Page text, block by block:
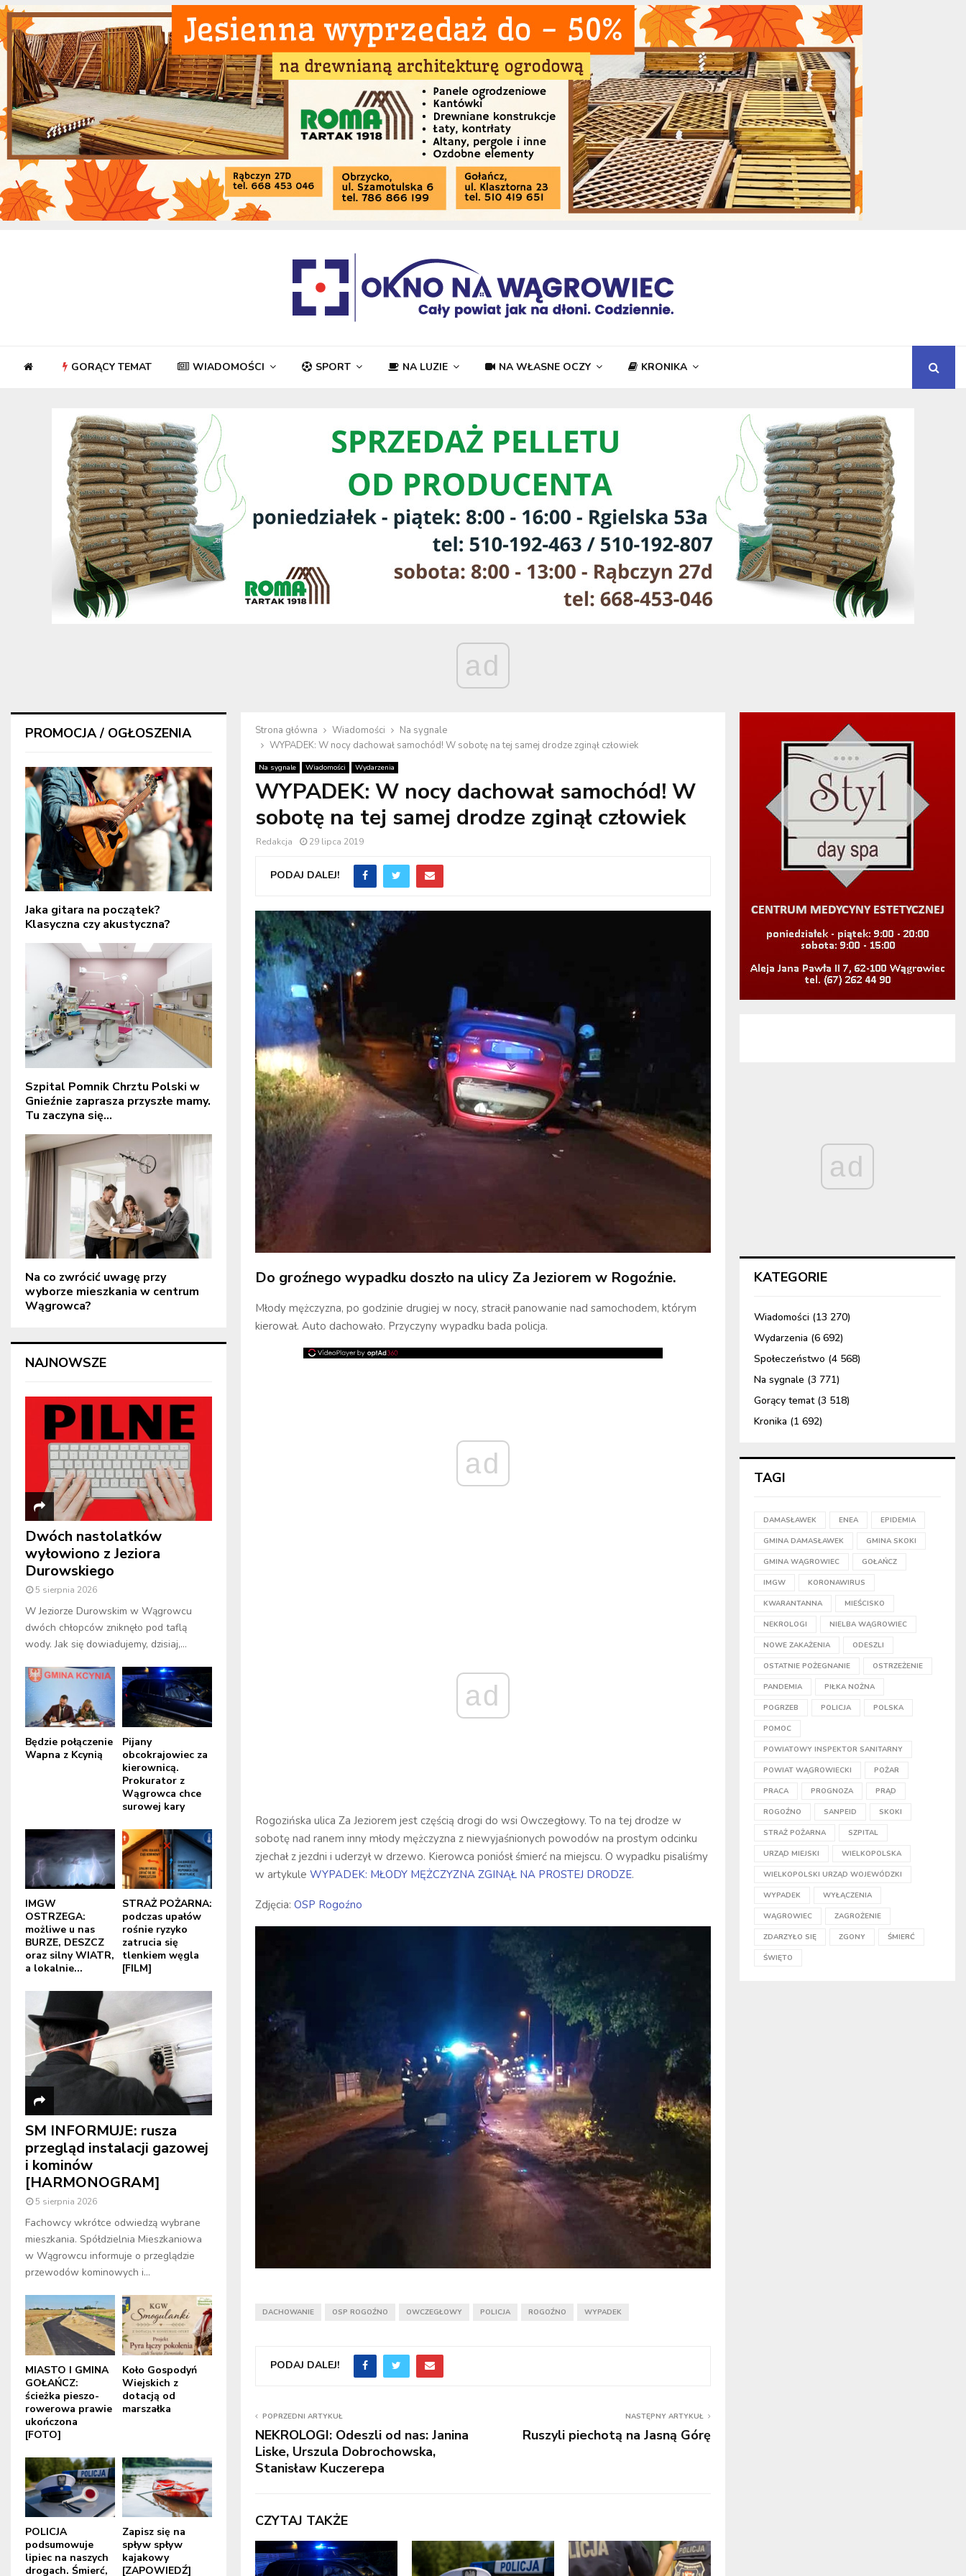
GORĄCY TEMAT WIADOMOŚCI SPORT NA LUZIE NA WŁASNE OCZY KRONIKA
ad
Strona główna Wiadomości
Na sygnale
WYPADEK: W nocy dachował samochód! W sobotę na tej samej drodze zginął człowiek
Na sygnale Wiadomości Wydarzenia
WYPADEK: W nocy dachował samochód! W
sobotę na tej samej drodze zginął człowiek
Redakcja 29 lipca 2019
PODAJ DALEJ!
Do groźnego wypadku doszło na ulicy Za Jeziorem w Rogoźnie.
Młody mężczyzna, po godzinie drugiej w nocy, stracił panowanie nad samochodem, którym
kierował. Auto dachowało. Przyczyny wypadku bada policja.
ad
ad
Rogozińska ulica Za Jeziorem jest częścią drogi do wsi Owczegłowy. To na tej drodze w
sobotę nad ranem inny młody mężczyzna z niewyjaśnionych powodów na prostym odcinku
zjechał z jezdni i uderzył w drzewo. Kierowca poniósł śmierć na miejscu. O wypadku pisaliśmy
w artykule WYPADEK: MŁODY MĘŻCZYZNA ZGINĄŁ NA PROSTEJ DRODZE.
Zdjęcia: OSP Rogoźno
DACHOWANIE OSP ROGOŹNO OWCZEGŁOWY POLICJA ROGOŹNO WYPADEK
PODAJ DALEJ!
POPRZEDNI ARTYKUŁ
NEKROLOGI: Odeszli od nas: Janina
Liske, Urszula Dobrochowska,
Stanisław Kuczerepa
NASTĘPNY ARTYKUŁ
Ruszyli piechotą na Jasną Górę
CZYTAJ TAKŻE
PROMOCJA / OGŁOSZENIA
Jaka gitara na początek?
Klasyczna czy akustyczna?
Szpital Pomnik Chrztu Polski w
Gnieźnie zaprasza przyszłe mamy.
Tu zaczyna się...
Na co zwrócić uwagę przy
wyborze mieszkania w centrum
Wągrowca?
NAJNOWSZE
Dwóch nastolatków
wyłowiono z Jeziora
Durowskiego
5 sierpnia 2026
W Jeziorze Durowskim w Wągrowcu
dwóch chłopców zniknęło pod taflą
wody. Jak się dowiadujemy, dzisiaj,...
Będzie połączenie
Wapna z Kcynią
Pijany
obcokrajowiec za
kierownicą.
Prokurator z
Wągrowca chce
surowej kary
IMGW
OSTRZEGA:
możliwe u nas
BURZE, DESZCZ
oraz silny WIATR,
a lokalnie...
STRAŻ POŻARNA:
podczas upałów
rośnie ryzyko
zatrucia się
tlenkiem węgla
[FILM]
SM INFORMUJE: rusza
przegląd instalacji gazowej
i kominów
[HARMONOGRAM]
5 sierpnia 2026
Fachowcy wkrótce odwiedzą wybrane
mieszkania. Spółdzielnia Mieszkaniowa
w Wągrowcu informuje o przeglądzie
przewodów kominowych i...
MIASTO I GMINA
GOŁAŃCZ:
ścieżka pieszo-
rowerowa prawie
ukończona
[FOTO]
Koło Gospodyń
Wiejskich z
dotacją od
marszałka
POLICJA
podsumowuje
lipiec na naszych
drogach. Śmierć,
Zapisz się na
spływ spływ
kajakowy
[ZAPOWIEDŹ]
ad
KATEGORIE
Wiadomości (13 270)
Wydarzenia (6 692)
Społeczeństwo (4 568)
Na sygnale (3 771)
Gorący temat(3 518)
Kronika (1 692)
TAGI
DAMASŁAWEK ENEA EPIDEMIA
GMINA DAMASŁAWEK GMINA SKOKI
GMINA WĄGROWIEC GOŁAŃCZ
IMGW KORONAWIRUS
KWARANTANNA MIEŚCISKO
NEKROLOGI NIELBA WĄGROWIEC
NOWE ZAKAŻENIA ODESZLI
OSTATNIE POŻEGNANIE OSTRZEŻENIE
PANDEMIA PIŁKA NOŻNA
POGRZEB POLICJA POLSKA
POMOC
POWIATOWY INSPEKTOR SANITARNY
POWIAT WĄGROWIECKI POŻAR
PRACA PROGNOZA PRĄD
ROGOŹNO SANPEID SKOKI
STRAŻ POŻARNA SZPITAL
URZĄD MIEJSKI WIELKOPOLSKA
WIELKOPOLSKI URZĄD WOJEWÓDZKI
WYPADEK WYŁĄCZENIA
WĄGROWIEC ZAGROŻENIE
ZDARZYŁO SIĘ ZGONY ŚMIERĆ
ŚWIĘTO